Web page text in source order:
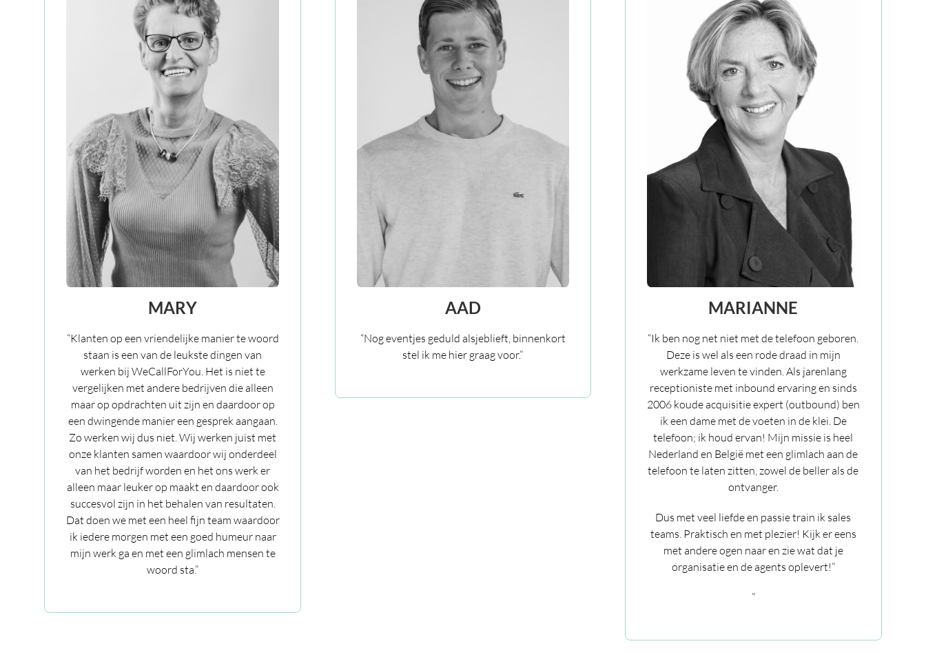
MARY
“Klanten op een vriendelijke manier te woord
staan is een van de leukste dingen van
werken bij WeCallForYou. Het is niet te
vergelijken met andere bedrijven die alleen
maar op opdrachten uit zijn en daardoor op
een dwingende manier een gesprek aangaan.
Zo werken wij dus niet. Wij werken juist met
onze klanten samen waardoor wij onderdeel
van het bedrijf worden en het ons werk er
alleen maar leuker op maakt en daardoor ook
succesvol zijn in het behalen van resultaten.
Dat doen we met een heel fijn team waardoor
ik iedere morgen met een goed humeur naar
mijn werk ga en met een glimlach mensen te
woord sta.”
AAD
“Nog eventjes geduld alsjeblieft, binnenkort
stel ik me hier graag voor.”
MARIANNE
“Ik ben nog net niet met de telefoon geboren.
Deze is wel als een rode draad in mijn
werkzame leven te vinden. Als jarenlang
receptioniste met inbound ervaring en sinds
2006 koude acquisitie expert (outbound) ben
ik een dame met de voeten in de klei. De
telefoon; ik houd ervan! Mijn missie is heel
Nederland en België met een glimlach aan de
telefoon te laten zitten, zowel de beller als de
ontvanger.
Dus met veel liefde en passie train ik sales
teams. Praktisch en met plezier! Kijk er eens
met andere ogen naar en zie wat dat je
organisatie en de agents oplevert!”
”